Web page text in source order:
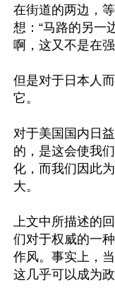
在街道的两边，
想：“马路的另一
啊，这又不是在
但是对于日本人
它。
对于美国国内日
的，是这会使我
化，而我们因此
大。
上文中所描述的
们对于权威的一
作风。事实上，
这几乎可以成为政